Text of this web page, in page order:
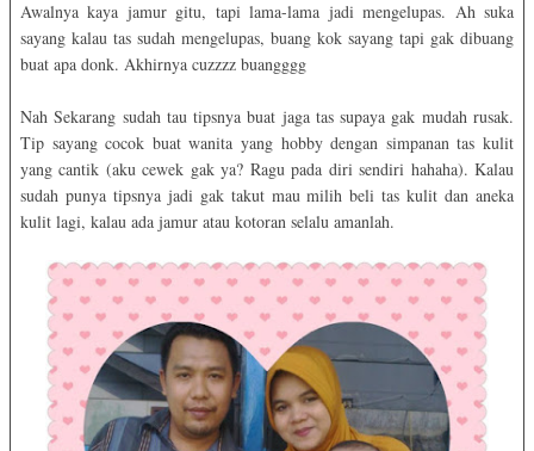
Awalnya kaya jamur gitu, tapi lama-lama jadi mengelupas. Ah suka
sayang kalau tas sudah mengelupas, buang kok sayang tapi gak dibuang
buat apa donk. Akhirnya cuzzzz buangggg
Nah Sekarang sudah tau tipsnya buat jaga tas supaya gak mudah rusak.
Tip sayang cocok buat wanita yang hobby dengan simpanan tas kulit
yang cantik (aku cewek gak ya? Ragu pada diri sendiri hahaha). Kalau
sudah punya tipsnya jadi gak takut mau milih beli tas kulit dan aneka
kulit lagi, kalau ada jamur atau kotoran selalu amanlah.